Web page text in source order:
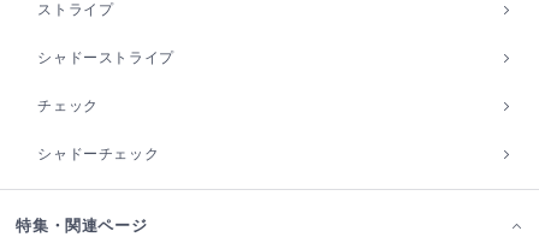
ストライプ
シャドーストライプ
チェック
シャドーチェック
特集・関連ページ